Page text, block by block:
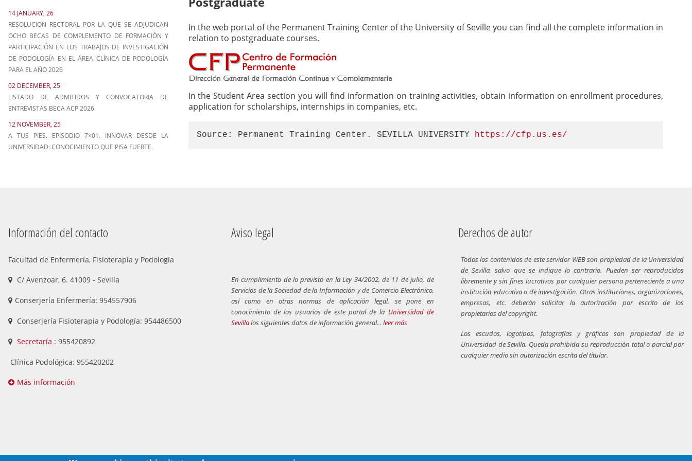
In the web portal of the Permanent Training Center of the University of Seville you can find all the complete information in
relation to postgraduate courses.
In the Student Area section you will find information on training activities, obtain information on enrollment procedures,
application for scholarships, internships in companies, etc.
Source: Permanent Training Center. SEVILLA UNIVERSITY https://cfp.us.es/
14 JANUARY, 26
RESOLUCION RECTORAL POR LA QUE SE ADJUDICAN
OCHO BECAS DE COMPLEMENTO DE FORMACIÓN Y
PARTICIPACIÓN EN LOS TRABAJOS DE INVESTIGACIÓN
DE PODOLOGÍA EN EL ÁREA CLÍNICA DE PODOLOGÍA
PARA EL AÑO 2026
02 DECEMBER, 25
LISTADO DE ADMITIDOS Y CONVOCATORIA DE
ENTREVISTAS BECA ACP 2026
12 NOVEMBER, 25
A TUS PIES. EPISODIO 7×01. INNOVAR DESDE LA
UNIVERSIDAD: CONOCIMIENTO QUE PISA FUERTE.
Información del contacto
Facultad de Enfermería, Fisioterapia y Podología
C/ Avenzoar, 6. 41009 - Sevilla
Conserjería Enfermería: 954557906
Conserjería Fisioterapia y Podología: 954486500
Secretaría : 955420892
Clínica Podológica: 955420202
Más información
Aviso legal
En cumplimiento de lo previsto en la Ley 34/2002, de 11 de julio, de
Servicios de la Sociedad de la Información y de Comercio Electrónico,
así como en otras normas de aplicación legal, se pone en
conocimiento de los usuarios de este portal de la Universidad de
Sevillalos siguientes datos de información general... leer más
Derechos de autor
Todos los contenidos de este servidor WEB son propiedad de la Universidad
de Sevilla, salvo que se indique lo contrario. Pueden ser reproducidos
libremente y sin fines lucrativos por cualquier persona perteneciente a una
institución educativa o de investigación. Otras instituciones, organizaciones,
empresas, etc. deberán solicitar la autorización por escrito de los
propietarios del copyright.
Los escudos, logotipos, fotografías y gráficos son propiedad de la
Universidad de Sevilla. Queda prohibida su reproducción total o parcial por
cualquier medio sin autorización escrita del titular.